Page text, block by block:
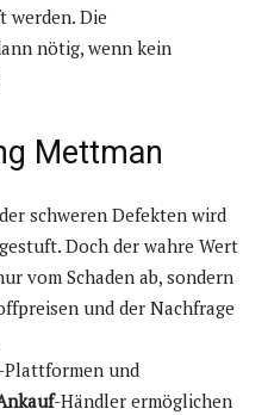
werden. Die
nötig, wenn kein
Mettman
schweren Defekten wird
Doch der wahre Wert
vom Schaden ab, sondern
und der Nachfrage
Plattformen und
-Händler ermöglichen